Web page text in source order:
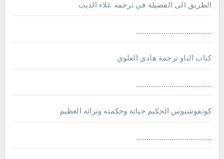
الطريق الى الفضيلة في ترجمة علاء الديب
....................................
كتاب التاو ترجمة هادي العلوي
....................................
كونفوشيوس الحكيم حياته وحكمته وتراثه العظيم
....................................